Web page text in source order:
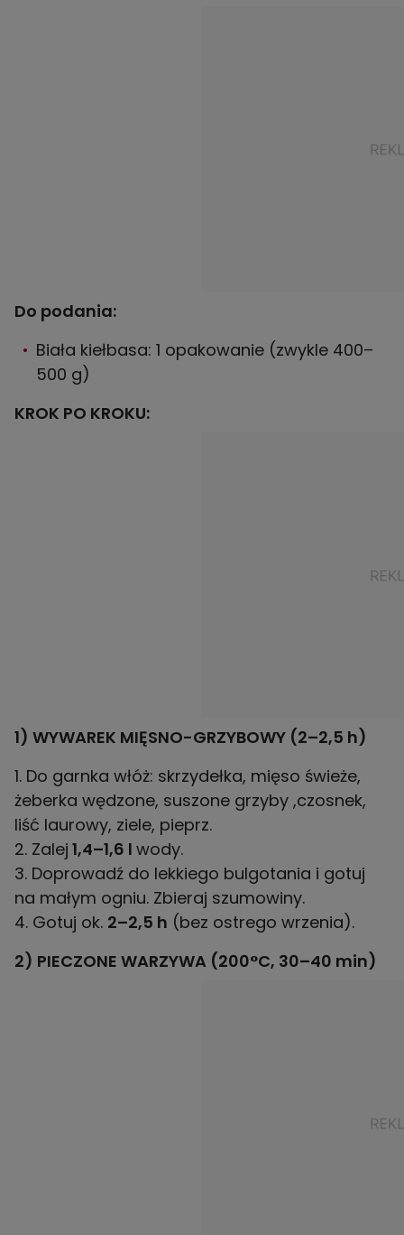
Do podania:
Biała kiełbasa: 1 opakowanie (zwykle 400–
500 g)
KROK PO KROKU:
1) WYWAREK MIĘSNO-GRZYBOWY (2–2,5 h)
1. Do garnka włóż: skrzydełka, mięso świeże,
żeberka wędzone, suszone grzyby ,czosnek,
liść laurowy, ziele, pieprz.
2. Zalej 1,4–1,6 l wody.
3. Doprowadź do lekkiego bulgotania i gotuj
na małym ogniu. Zbieraj szumowiny.
4. Gotuj ok. 2–2,5 h (bez ostrego wrzenia).
2) PIECZONE WARZYWA (200°C, 30–40 min)